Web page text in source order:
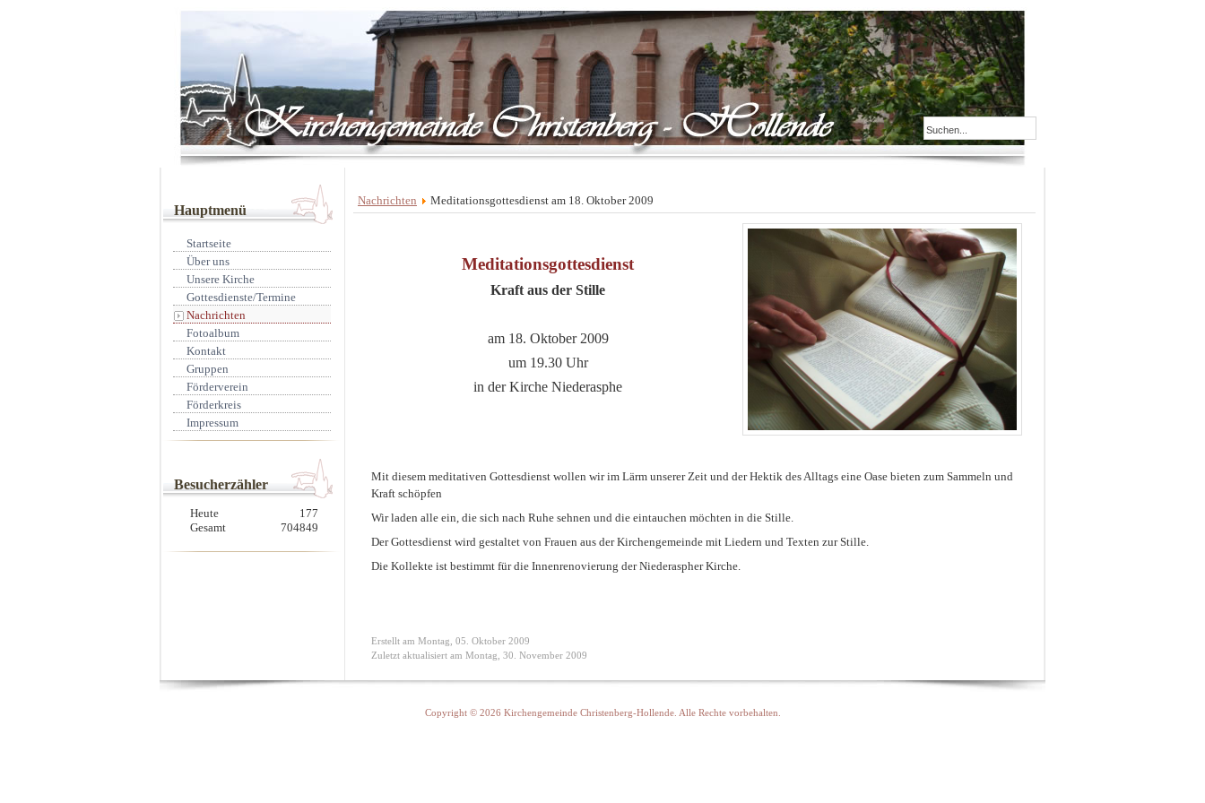
Hauptmenü
Startseite
Über uns
Unsere Kirche
Gottesdienste/Termine
Nachrichten
Fotoalbum
Kontakt
Gruppen
Förderverein
Förderkreis
Impressum
Besucherzähler
Heute
177
Gesamt
704849
Nachrichten Meditationsgottesdienst am 18. Oktober 2009
Meditationsgottesdienst
Kraft aus der Stille
am 18. Oktober 2009
um 19.30 Uhr
in der Kirche Niederasphe
Mit diesem meditativen Gottesdienst wollen wir im Lärm unserer Zeit und der Hektik des Alltags eine Oase bieten zum Sammeln und
Kraft schöpfen
Wir laden alle ein, die sich nach Ruhe sehnen und die eintauchen möchten in die Stille.
Der Gottesdienst wird gestaltet von Frauen aus der Kirchengemeinde mit Liedern und Texten zur Stille.
Die Kollekte ist bestimmt für die Innenrenovierung der Niederaspher Kirche.
Erstellt am Montag, 05. Oktober 2009
Zuletzt aktualisiert am Montag, 30. November 2009
Copyright © 2026 Kirchengemeinde Christenberg-Hollende. Alle Rechte vorbehalten.